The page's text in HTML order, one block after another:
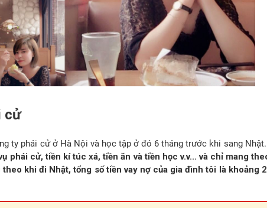
cử
ty phái cử ở Hà Nội và học tập ở đó 6 tháng trước khi sang Nhật.
phái cử, tiền kí túc xá, tiền ăn và tiền học v.v... và chỉ mang
khi đi Nhật, tổng số tiền vay nợ của gia đình tôi là khoảng